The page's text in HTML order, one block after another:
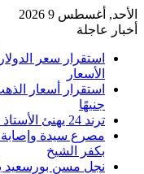
الأحد, أغسطس 9 2026
أخبار عاجلة
استقرار سعر
الأسعار
جنيهًا
ترند 24 يهنئ الأستاذ محمود الشاذلي بمناسبة عيد ميلاده
بكفر الشيخ
نجل مسن بورسعيد